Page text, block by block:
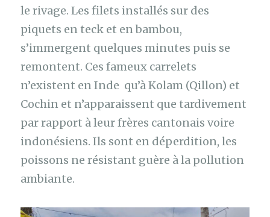
le rivage. Les filets installés sur des
piquets en teck et en bambou,
s’immergent quelques minutes puis se
remontent. Ces fameux carrelets
n’existent en Inde qu’à Kolam (Qillon) et
Cochin et n’apparaissent que tardivement
par rapport à leur frères cantonais voire
indonésiens. Ils sont en déperdition, les
poissons ne résistant guère à la pollution
ambiante.